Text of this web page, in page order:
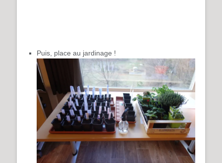
Puis, place au jardinage !